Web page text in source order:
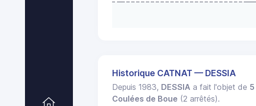
Historique CATNAT — DESSIA
Depuis 1983, DESSIA a fait l'objet de
Coulées de Boue (2 arrêtés).